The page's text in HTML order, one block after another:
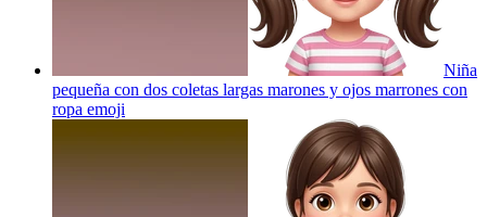
Niña
pequeña con dos coletas largas marones y ojos marrones con
ropa emoji